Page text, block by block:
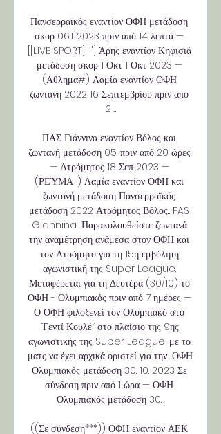
Πανσερραϊκός εναντίον ΟΦΗ μετάδοση
σκορ 06.11.2023 πριν από 14 λεπτά —
[[LIVE SPORT]''''] Άρης εναντίον Κηφισιά
μετάδοση σκορ 1 Οκτ 1 Οκτ 2023 —
(Αθλημα#) Λαμία εναντίον ΟΦΗ
ζωντανή 2022 16 Σεπτεμβρίου πριν από
2 ...
ΠΑΣ Γιάννινα εναντίον Βόλος και
ζωντανή μετάδοση 05. πριν από 20 ώρες
— Ατρόμητος 18 Σεπ 2023 —
(ΡΕΎΜΑ-) Λαμία εναντίον ΟΦΗ και
ζωντανή μετάδοση Πανσερραϊκός
μετάδοση 2022 Ατρόμητος Βόλος... PAS
Giannina... Παρακολουθείστε ζωντανά
την αναμέτρηση ανάμεσα στον ΟΦΗ και
τον Ατρόμητο για τη 15η εμβόλιμη
αγωνιστική της Super League.
Μεταφέρεται για τη Δευτέρα (30/10) το
ΟΦΗ - Ολυμπιακός πριν από 7 ημέρες —
Ο ΟΦΗ φιλοξενεί τον Ολυμπιακό στο
“Γεντί Κουλέ” στο πλαίσιο της 9ης
αγωνιστικής της Super League, με το
ματς να έχει αρχικά οριστεί για την... ΟΦΗ
Ολυμπιακός μετάδοση 30. 10. 2023 Σε
σύνδεση πριν από 1 ώρα — ΟΦΗ
Ολυμπιακός μετάδοση 30.
((Σε σύνδεση***)) ΟΦΗ εναντίον ΑΕΚ